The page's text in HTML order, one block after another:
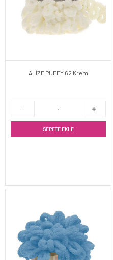
ALİZE PUFFY 62 Krem
SEPETE EKLE